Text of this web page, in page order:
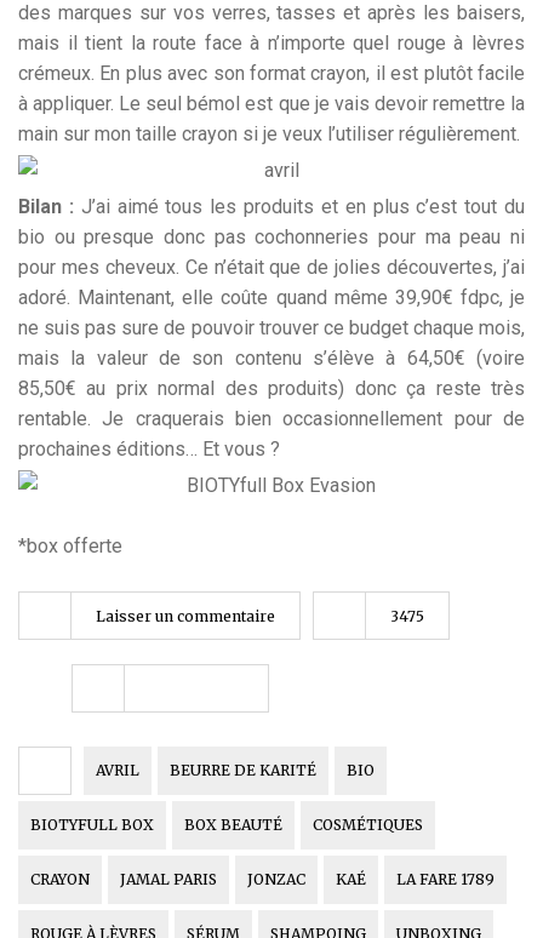
des marques sur vos verres, tasses et après les baisers,
mais il tient la route face à n’importe quel rouge à lèvres
crémeux. En plus avec son format crayon, il est plutôt facile
à appliquer. Le seul bémol est que je vais devoir remettre la
main sur mon taille crayon si je veux l’utiliser régulièrement.
Bilan : J’ai aimé tous les produits et en plus c’est tout du
bio ou presque donc pas cochonneries pour ma peau ni
pour mes cheveux. Ce n’était que de jolies découvertes, j’ai
adoré. Maintenant, elle coûte quand même 39,90€ fdpc, je
ne suis pas sure de pouvoir trouver ce budget chaque mois,
mais la valeur de son contenu s’élève à 64,50€ (voire
85,50€ au prix normal des produits) donc ça reste très
rentable. Je craquerais bien occasionnellement pour de
prochaines éditions… Et vous ?
*box offerte
Laisser un commentaire 3475
AVRIL BEURRE DE KARITÉ BIO
BIOTYFULL BOX BOX BEAUTÉ COSMÉTIQUES
CRAYON JAMAL PARIS JONZAC KAÉ LA FARE 1789
ROUGE À LÈVRES SÉRUM SHAMPOING UNBOXING